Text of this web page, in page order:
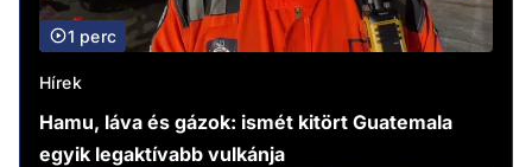
1 perc
Hírek
Hamu, láva és gázok: ismét kitört Guatemala
egyik legaktívabb vulkánja